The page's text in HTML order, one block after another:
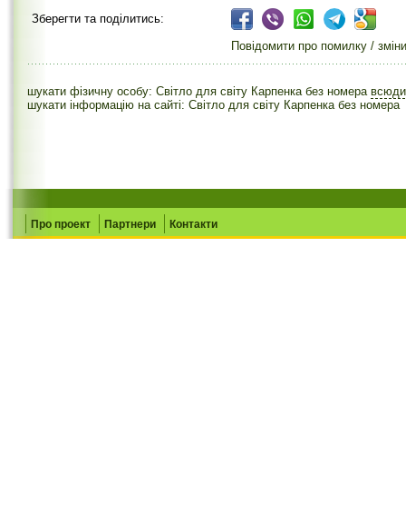
Зберегти та поділитись:
Повідомити про помилку / зміни
шукати фізичну особу: Світло для світу Карпенка без номера
шукати інформацію на сайті: Світло для світу Карпенка без номера
Про проект Партнери Контакти